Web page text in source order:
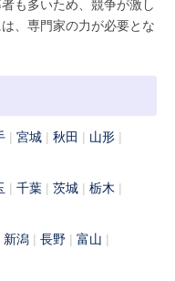
も多いため、競争が激し
、専門家の力が必要とな
宮城 秋田
山形
千葉 茨城
栃木
新潟 長野
富山